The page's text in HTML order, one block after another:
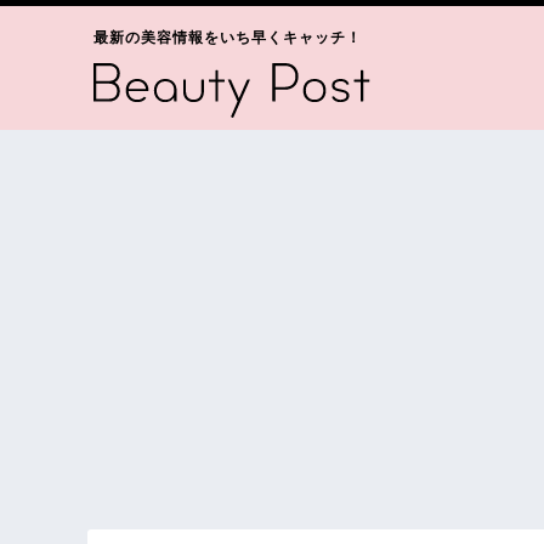
最新の美容情報をいち早くキャッチ！